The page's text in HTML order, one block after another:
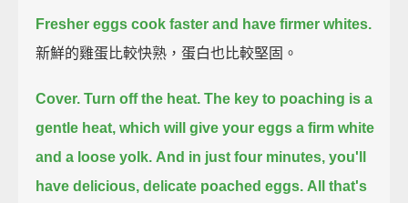
Fresher eggs cook faster and have firmer whites.
新鮮的雞蛋比較快熟，蛋白也比較堅固。
Cover. Turn off the heat. The key to poaching is a
gentle heat, which will give your eggs a firm white
and a loose yolk. And in just four minutes, you'll
have delicious, delicate poached eggs. All that's